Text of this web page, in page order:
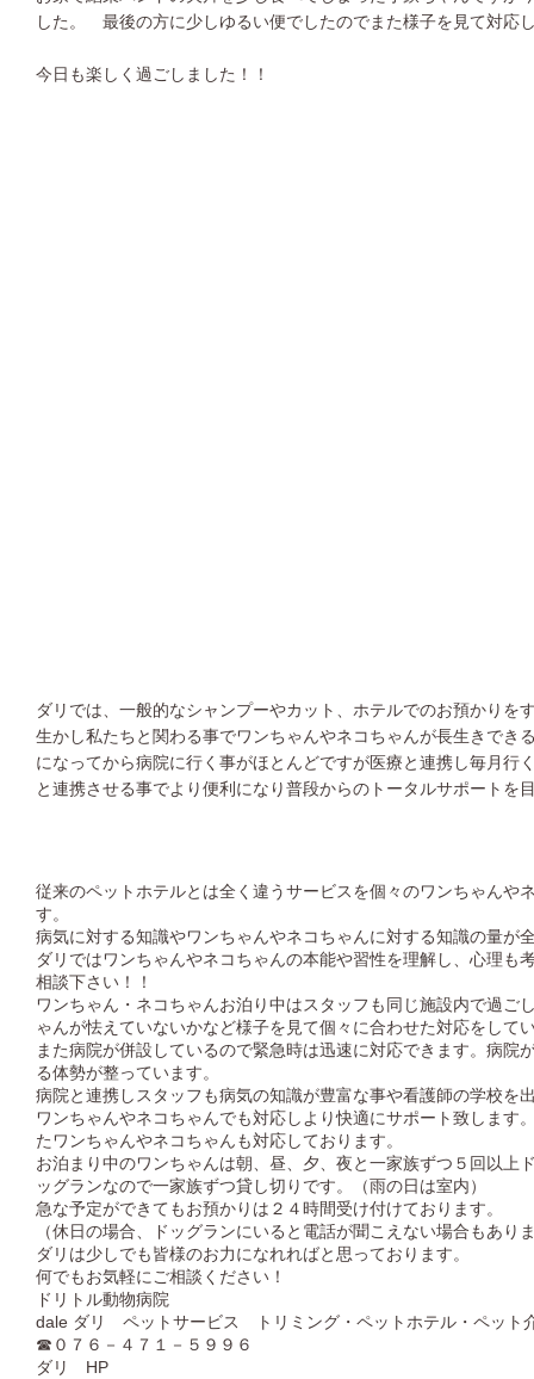
した。 最後の方に少しゆるい便でしたのでまた様子を見て対応
今日も楽しく過ごしました！！
ダリでは、一般的なシャンプーやカット、ホテルでのお預かりを
生かし私たちと関わる事でワンちゃんやネコちゃんが長生きで
になってから病院に行く事がほとんどですが医療と連携し毎月行
と連携させる事でより便利になり普段からのトータルサポートを
従来のペットホテルとは全く違うサービスを個々のワンちゃんや
す。
病気に対する知識やワンちゃんやネコちゃんに対する知識の量が
ダリではワンちゃんやネコちゃんの本能や習性を理解し、心理も
相談下さい！！
ワンちゃん・ネコちゃんお泊り中はスタッフも同じ施設内で過ご
ゃんが怯えていないかなど様子を見て個々に合わせた対応をして
また病院が併設しているので緊急時は迅速に対応できます。病院
る体勢が整っています。
病院と連携しスタッフも病気の知識が豊富な事や看護師の学校を
ワンちゃんやネコちゃんでも対応しより快適にサポート致します
たワンちゃんやネコちゃんも対応しております。
お泊まり中のワンちゃんは朝、昼、夕、夜と一家族ずつ５回以上
ッグランなので一家族ずつ貸し切りです。（雨の日は室内）
急な予定ができてもお預かりは２４時間受け付けております。
（休日の場合、ドッグランにいると電話が聞こえない場合もあり
ダリは少しでも皆様のお力になれればと思っております。
何でもお気軽にご相談ください！
ドリトル動物病院
dale ダリ ペットサービス トリミング・ペットホテル・ペット
☎０７６－４７１－５９９６
ダリ HP